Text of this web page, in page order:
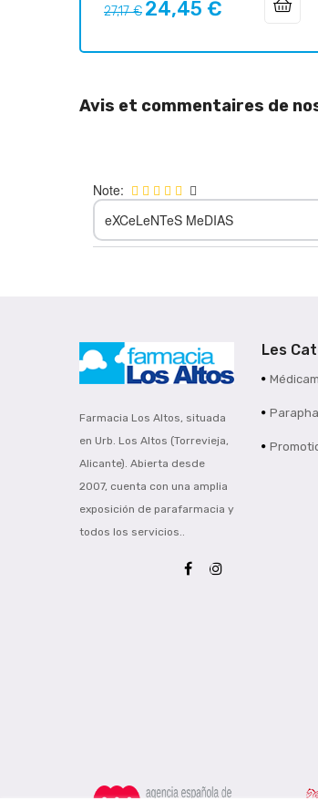
Prix
27,17 € Prix
24,45 €
Avis et commentaires de
Note:
eXCeLeNTeS MeDIAS
Farmacia Los Altos, situada
en Urb. Los Altos (Torrevieja,
Alicante). Abierta desde
2007, cuenta con una amplia
exposición de parafarmacia y
todos los servicios..
Les